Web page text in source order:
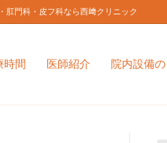
肛門科・皮フ科なら西﨑クリニック
時間 医師紹介 院内設備